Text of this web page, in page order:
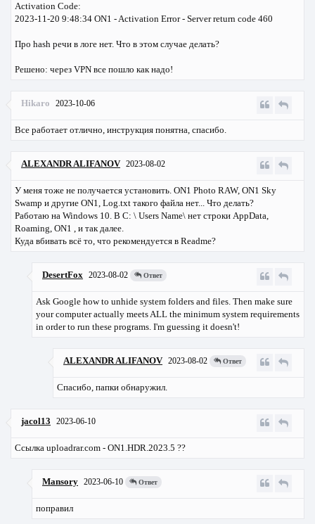
Activation Code:
2023-11-20 9:48:34 ON1 - Activation Error - Server return code 460
Про hash речи в логе нет. Что в этом случае делать?
Решено: через VPN все пошло как надо!
Hikaro 2023-10-06
Все работает отлично, инструкция понятна, спасибо.
ALEXANDR ALIFANOV 2023-08-02
У меня тоже не получается установить. ON1 Photo RAW, ON1 Sky
Swamp и другие ON1, Log.txt такого файла нет... Что делать?
Работаю на Windows 10. В C: \ Users Name\ нет строки AppData,
Roaming, ON1 , и так далее.
Куда вбивать всё то, что рекомендуется в Readme?
DesertFox 2023-08-02 Ответ
Ask Google how to unhide system folders and files. Then make sure
your computer actually meets ALL the minimum system requirements
in order to run these programs. I'm guessing it doesn't!
ALEXANDR ALIFANOV 2023-08-02 Ответ
Спасибо, папки обнаружил.
jacol13 2023-06-10
Cсылка uploadrar.com - ON1.HDR.2023.5 ??
Mansory 2023-06-10 Ответ
поправил